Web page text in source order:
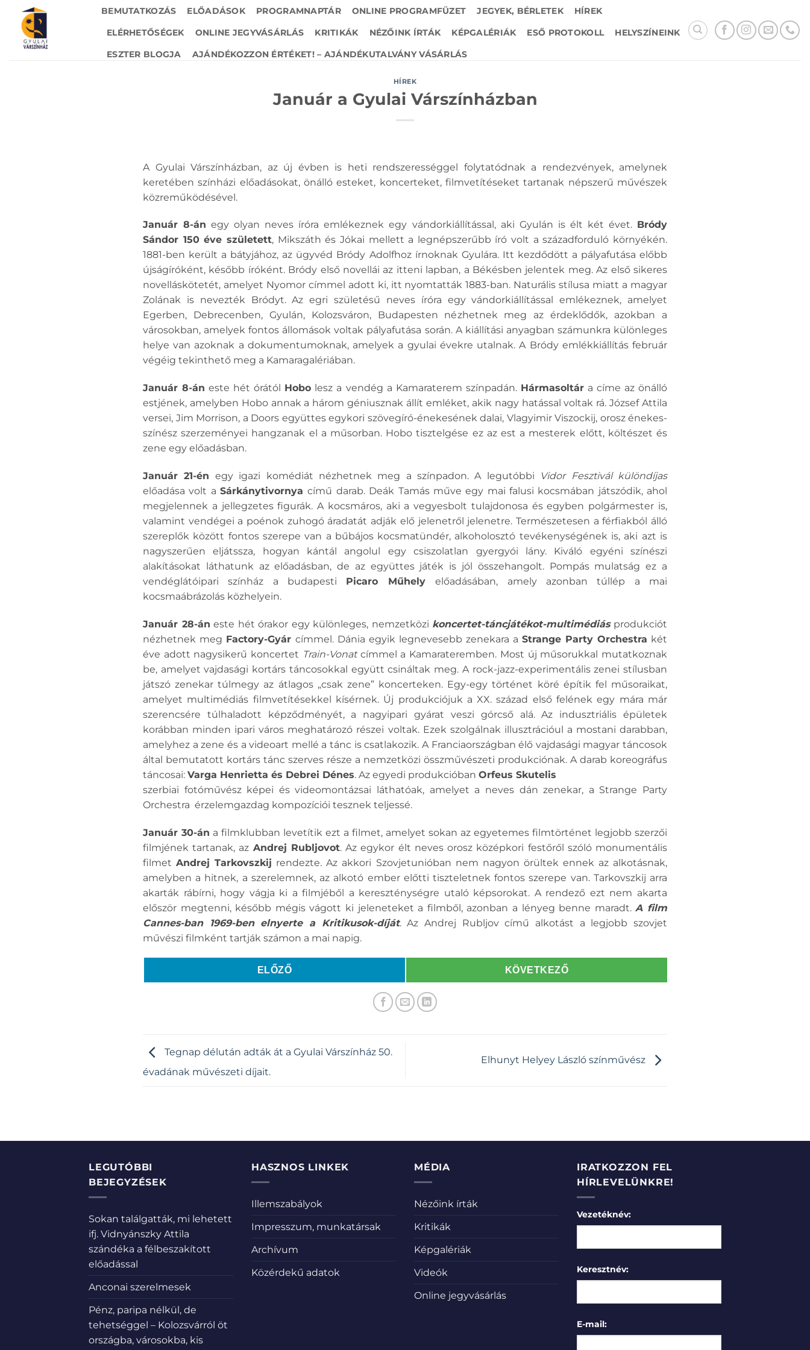
content
BEMUTATKOZÁS ELŐADÁSOK PROGRAMNAPTÁR ONLINE PROGRAMFÜZET JEGYEK, BÉRLETEK
HÍREK
ELÉRHETŐSÉGEK
ONLINE JEGYVÁSÁRLÁS KRITIKÁK NÉZŐINK ÍRTÁK KÉPGALÉRIÁK ESŐ PROTOKOLL
HELYSZÍNEINK
ESZTER BLOGJA
AJÁNDÉKOZZON ÉRTÉKET! – AJÁNDÉKUTALVÁNY VÁSÁRLÁS
HÍREK
Január a Gyulai Várszínházban
A Gyulai Várszínházban, az új évben is heti rendszerességgel folytatódnak a rendezvények, amelynek
keretében színházi előadásokat, önálló esteket, koncerteket, filmvetítéseket tartanak népszerű művészek
közreműködésével.
Január 8-án egy olyan neves íróra emlékeznek egy vándorkiállítással, aki Gyulán is élt két évet. Bródy
Sándor 150 éve született, Mikszáth és Jókai mellett a legnépszerűbb író volt a századforduló környékén.
1881-ben került a bátyjához, az ügyvéd Bródy Adolfhoz írnoknak Gyulára. Itt kezdődött a pályafutása előbb
újságíróként, később íróként. Bródy első novellái az itteni lapban, a Békésben jelentek meg. Az első sikeres
novelláskötetét, amelyet Nyomor címmel adott ki, itt nyomtatták 1883-ban. Naturális stílusa miatt a magyar
Zolának is nevezték Bródyt. Az egri születésű neves íróra egy vándorkiállítással emlékeznek, amelyet
Egerben, Debrecenben, Gyulán, Kolozsváron, Budapesten nézhetnek meg az érdeklődők, azokban a
városokban, amelyek fontos állomások voltak pályafutása során. A kiállítási anyagban számunkra különleges
helye van azoknak a dokumentumoknak, amelyek a gyulai évekre utalnak. A Bródy emlékkiállítás február
végéig tekinthető meg a Kamaragalériában.
Január 8-án este hét órától Hobo lesz a vendég a Kamaraterem színpadán. Hármasoltára címe az önálló
estjének, amelyben Hobo annak a három géniusznak állít emléket, akik nagy hatással voltak rá. József Attila
versei, Jim Morrison, a Doors együttes egykori szövegíró-énekesének dalai, Vlagyimir Viszockij, orosz énekes-
színész szerzeményei hangzanak el a műsorban. Hobo tisztelgése ez az est a mesterek előtt, költészet és
zene egy előadásban.
Január 21-én egy igazi komédiát nézhetnek meg a színpadon. A legutóbbi
Vidor Fesztivál különdíjas
előadása volt aSárkánytivornyacímű darab. Deák Tamás műve egy mai falusi kocsmában játszódik, ahol
megjelennek a jellegzetes figurák. A kocsmáros, aki a vegyesbolt tulajdonosa és egyben polgármester is,
valamint vendégei a poénok zuhogó áradatát adják elő jelenetről jelenetre. Természetesen a férfiakból álló
szereplők között fontos szerepe van a bűbájos kocsmatündér, alkoholosztó tevékenységének is, aki azt is
nagyszerűen eljátssza, hogyan kántál angolul egy csiszolatlan gyergyói lány. Kiváló egyéni színészi
alakításokat láthatunk az előadásban, de az együttes játék is jól összehangolt. Pompás mulatság ez a
vendéglátóipari színház a budapesti Picaro Műhelyelőadásában, amely azonban túllép a mai
kocsmaábrázolás közhelyein.
Január 28-án este hét órakor egy különleges, nemzetközi koncertet-táncjátékot-multimédiásprodukciót
nézhetnek meg Factory-Gyár címmel. Dánia egyik legnevesebb zenekara a Strange Party Orchestra két
éve adott nagysikerű koncertet Train-Vonatcímmel a Kamarateremben. Most új műsorukkal mutatkoznak
be, amelyet vajdasági kortárs táncosokkal együtt csináltak meg. A rock-jazz-experimentális zenei stílusban
játszó zenekar túlmegy az átlagos „csak zene” koncerteken. Egy-egy történet köré építik fel műsoraikat,
amelyet multimédiás filmvetítésekkel kísérnek. Új produkciójuk a XX. század első felének egy mára már
szerencsére túlhaladott képződményét, a nagyipari gyárat veszi górcső alá. Az indusztriális épületek
korábban minden ipari város meghatározó részei voltak. Ezek szolgálnak illusztrációul a mostani darabban,
amelyhez a zene és a videoart mellé a tánc is csatlakozik. A Franciaországban élő vajdasági magyar táncosok
által bemutatott kortárs tánc szerves része a nemzetközi összművészeti produkciónak. A darab koreográfus
táncosai: Varga Henrietta és Debrei Dénes. Az egyedi produkcióban Orfeus Skutelis
szerbiai fotóművész képei és videomontázsai láthatóak, amelyet a neves dán zenekar, a Strange Party
Orchestra érzelemgazdag kompozíciói tesznek teljessé.
Január 30-án a filmklubban levetítik ezt a filmet, amelyet sokan az egyetemes filmtörténet legjobb szerzői
filmjének tartanak, az Andrej Rubljovot. Az egykor élt neves orosz középkori festőről szóló monumentális
filmetAndrej Tarkovszkij rendezte. Az akkori Szovjetunióban nem nagyon örültek ennek az alkotásnak,
amelyben a hitnek, a szerelemnek, az alkotó ember előtti tiszteletnek fontos szerepe van. Tarkovszkij arra
akarták rábírni, hogy vágja ki a filmjéből a kereszténységre utaló képsorokat. A rendező ezt nem akarta
először megtenni, később mégis vágott ki jeleneteket a filmből, azonban a lényeg benne maradt.A film
Cannes-ban 1969-ben elnyerte a Kritikusok-díját. Az Andrej Rubljov című alkotást a legjobb szovjet
művészi filmként tartják számon a mai napig.
ELŐZŐ KÖVETKEZŐ
Tegnap délután adták át a Gyulai Várszínház 50.
évadának művészeti díjait.
Elhunyt Helyey László színművész
LEGUTÓBBI
BEJEGYZÉSEK
Sokan találgatták, mi lehetett
ifj. Vidnyánszky Attila
szándéka a félbeszakított
előadással
Anconai szerelmesek
Pénz, paripa nélkül, de
tehetséggel – Kolozsvárról öt
országba, városokba, kis
HASZNOS LINKEK
Illemszabályok
Impresszum, munkatársak
Archívum
Közérdekű adatok
MÉDIA
Nézőink írták
Kritikák
Képgalériák
Videók
Online jegyvásárlás
IRATKOZZON FEL
HÍRLEVELÜNKRE!
Vezetéknév:
Keresztnév:
E-mail: